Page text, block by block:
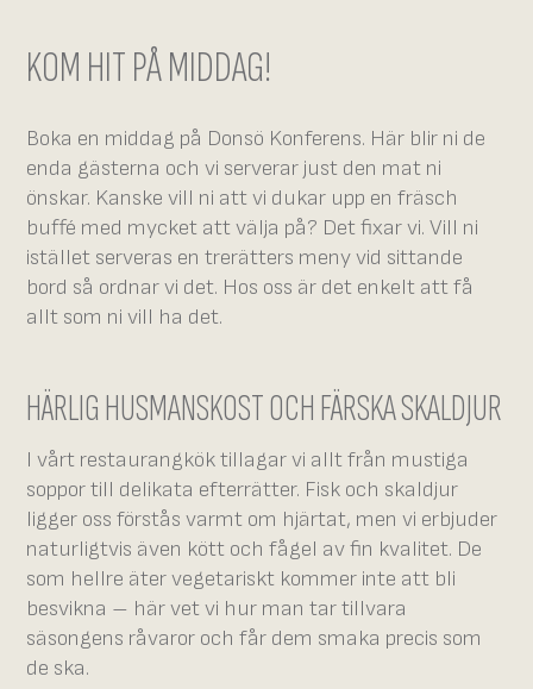
KOM HIT PÅ MIDDAG!
Boka en middag på Donsö Konferens. Här blir ni de
enda gästerna och vi serverar just den mat ni
önskar. Kanske vill ni att vi dukar upp en fräsch
buffé med mycket att välja på? Det fixar vi. Vill ni
istället serveras en trerätters meny vid sittande
bord så ordnar vi det. Hos oss är det enkelt att få
allt som ni vill ha det.
HÄRLIG HUSMANSKOST OCH FÄRSKA SKALDJUR
I vårt restaurangkök tillagar vi allt från mustiga
soppor till delikata efterrätter. Fisk och skaldjur
ligger oss förstås varmt om hjärtat, men vi erbjuder
naturligtvis även kött och fågel av fin kvalitet. De
som hellre äter vegetariskt kommer inte att bli
besvikna – här vet vi hur man tar tillvara
säsongens råvaror och får dem smaka precis som
de ska.